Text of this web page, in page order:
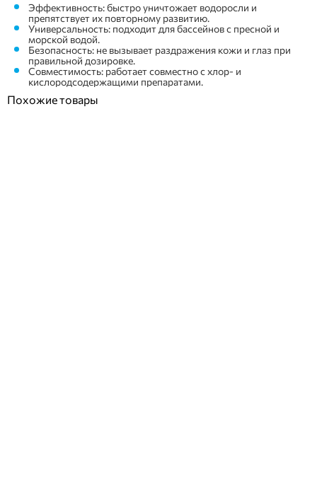
Эффективность: быстро уничтожает водоросли и
препятствует их повторному развитию.
Универсальность: подходит для бассейнов с пресной и
морской водой.
Безопасность: не вызывает раздражения кожи и глаз при
правильной дозировке.
Совместимость: работает совместно с хлор- и
кислородсодержащими препаратами.
Похожие товары